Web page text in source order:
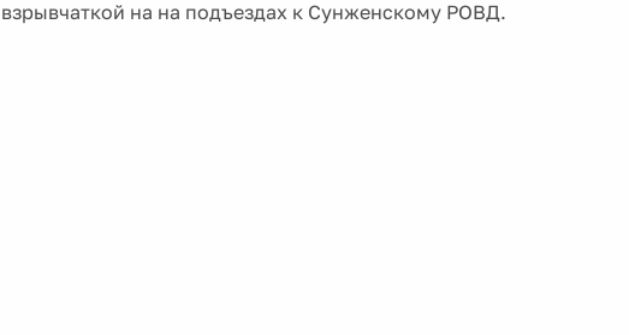
взрывчаткой на на подъездах к Сунженскому РОВД.